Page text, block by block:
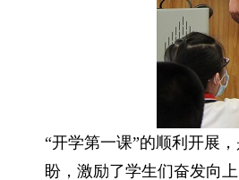
“开学第一课”的顺利开展
盼，激励了学生们奋发向